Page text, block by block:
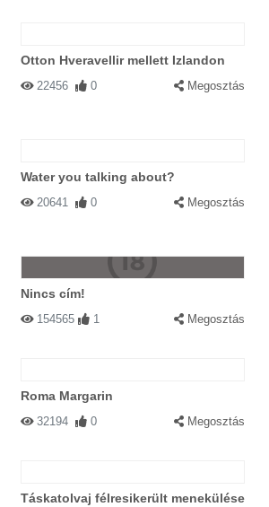
Otton Hveravellir mellett Izlandon
22456 0 Megosztás
Water you talking about?
20641 0 Megosztás
Nincs cím!
154565 1 Megosztás
Roma Margarin
32194 0 Megosztás
Táskatolvaj félresikerült menekülése